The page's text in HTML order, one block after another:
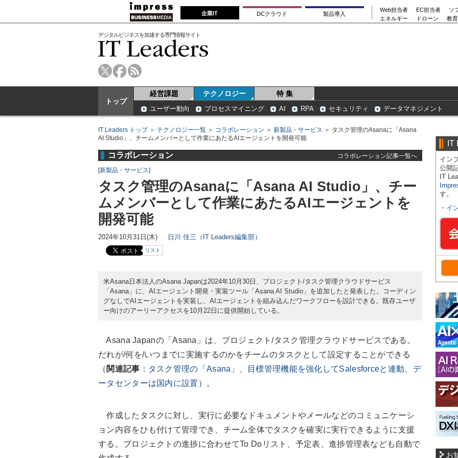
企業IT DCクラウド 製品導入
Web担当者 EC担当者
ソ
エネルギー
ドローン 教
デジタルビジネスを加速する専門情報サイト
トップ
経営課題 テクノロジー 特 集
ユーザー動向 プロセスマイニング AI RPA セキュリティ データマネジメント
IT Leaders トップ＞ テクノロジー一覧 ＞ コラボレーション ＞ 新製品・サービス ＞ タスク管理のAsanaに「Asana
AI Studio」、チームメンバーとして作業にあたるAIエージェントを開発可能
コラボレーション
コラボレーション記事一覧へ
[新製品・サービス]
タスク管理のAsanaに「Asana AI Studio」、チー
ムメンバーとして作業にあたるAIエージェントを
開発可能
2024年10月31日(木) 日川 佳三（IT Leaders編集部）
リスト
米Asana日本法人のAsana Japanは2024年10月30日、プロジェクト/タスク管理クラウドサービス
「Asana」に、AIエージェント開発・実装ツール「Asana AI Studio」を追加したと発表した。コーディン
グなしでAIエージェントを実装し、AIエージェントを組み込んだワークフローを設計できる。既存ユーザ
ー向けのアーリーアクセスを10月22日に提供開始している。
Asana Japanの「Asana」は、プロジェクト/タスク管理クラウドサービスである。
だれが/何を/いつまでに実施するのかをチームのタスクとして設定することができる
（ 関連記事 ： タスク管理の「Asana」、目標管理機能を強化してSalesforceと連動、デ
ータセンターは国内に設置 ）。
作成したタスクに対し、実行に必要なドキュメントやメールなどのコミュニケーシ
ョン内容をひも付けて管理でき、チーム全体でタスクを確実に実行できるように支援
する。プロジェクトの進捗に合わせてTo Doリスト、予定表、進捗管理表なども自動で
IT
イン
公開
IT
す。
・ イ
お